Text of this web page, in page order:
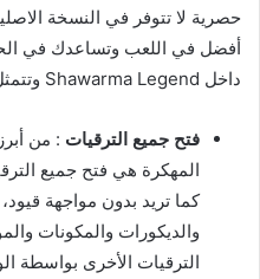
حصرية لا تتوفر في النسخة
أفضل في اللعب وتساعدك في
داخل Shawarma Legend وتتمثل إضافات التهكير في:
فتح جميع الترقيات : من
المهكرة هي فتح جميع
كما تريد بدون مواجهة
والديكورات والمكونات
الترقيات الأخرى بواسطة